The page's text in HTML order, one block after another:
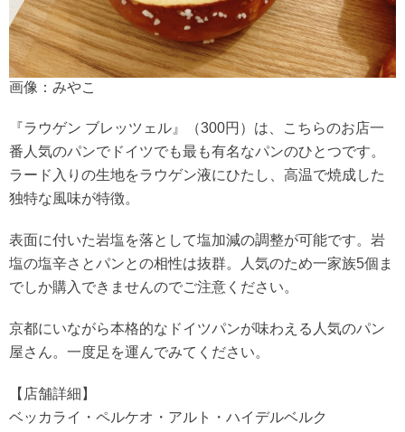
画像：みやこ
『ラウゲン ブレッツェル』（300円）は、こちらのお店一
番人気のパンでドイツでも最も有名なパンのひとつです。
ラード入りの生地をラウゲン液にひたし、高温で焼成した
独特な風味が特徴。
表面に付いた岩塩を落として塩加減の調整が可能です。岩
塩の塩辛さとパンとの相性は抜群。人気のため一家族5個ま
でしか購入できませんのでご注意ください。
京都にいながら本格的なドイツパンが味わえる人気のパン
屋さん。一度足を運んでみてください。
【店舗詳細】
ベッカライ・ペルケオ・アルト・ハイデルベルク